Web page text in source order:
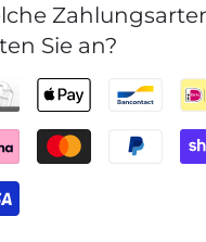
Sie an?